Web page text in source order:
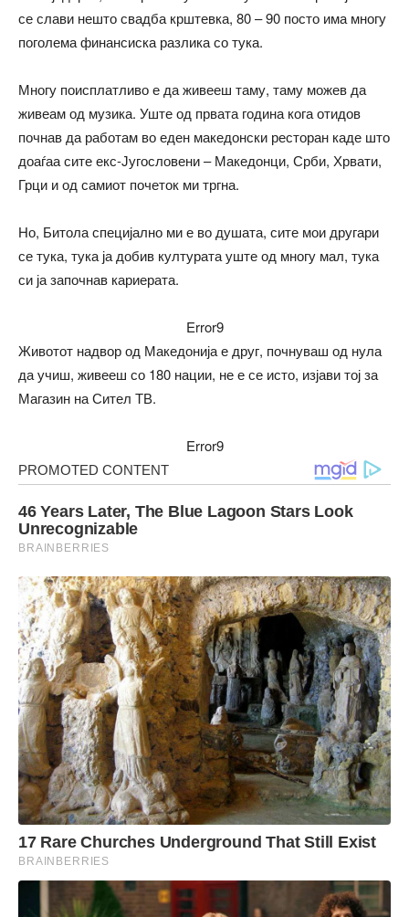
се слави нешто свадба крштевка, 80 – 90 посто има многу
поголема финансиска разлика со тука.
Многу поисплатливо е да живееш таму, таму можев да
живеам од музика. Уште од првата година кога отидов
почнав да работам во еден македонски ресторан каде што
доаѓаа сите екс-Југословени – Македонци, Срби, Хрвати,
Грци и од самиот почеток ми тргна.
Но, Битола специјално ми е во душата, сите мои другари
се тука, тука ја добив културата уште од многу мал, тука
си ја започнав кариерата.
Error9
Животот надвор од Македонија е друг, почнуваш од нула
да учиш, живееш со 180 нации, не е се исто, изјави тој за
Магазин на Сител ТВ.
Error9